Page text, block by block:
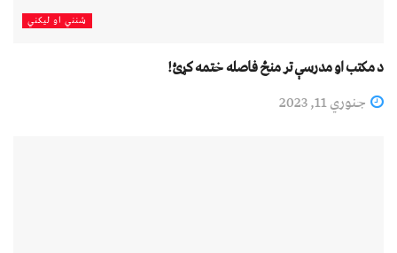
شنني او لیکني
د مکتب او مدرسې تر منځ فاصله ختمه کړئ!
جنوري 11, 2023